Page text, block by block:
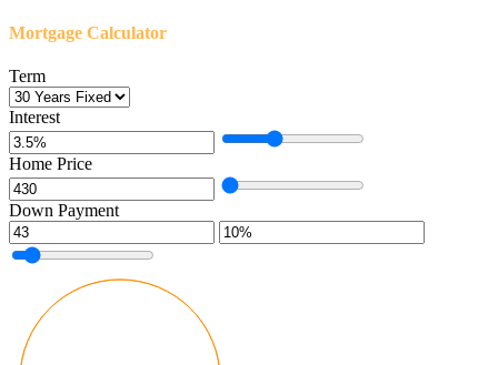
Mortgage Calculator
Term
Interest
Home Price
Down Payment